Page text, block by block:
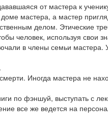
от мастера к
мастера, а мастер
делом. Этические
человек, используя свои
в члены семьи мастера.
Иногда мастера не
по фэншуй, выступать с
все же ведется на